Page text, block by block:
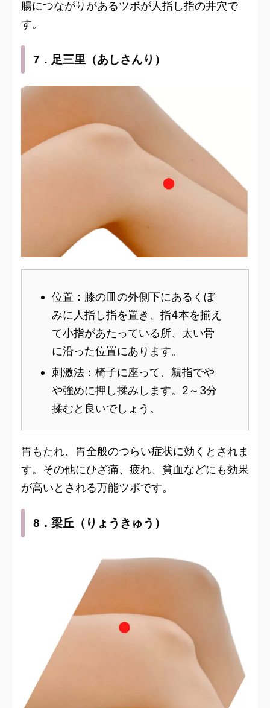
腸につながりがあるツボが人指し指の井穴で
す。
7．足三里（あしさんり）
位置：膝の皿の外側下にあるくぼ
みに人指し指を置き、指4本を揃え
て小指があたっている所、太い骨
に沿った位置にあります。
刺激法：椅子に座って、親指でや
や強めに押し揉みします。2～3分
揉むと良いでしょう。
胃もたれ、胃全般のつらい症状に効くとされま
す。その他にひざ痛、疲れ、貧血などにも効果
が高いとされる万能ツボです。
8．梁丘（りょうきゅう）